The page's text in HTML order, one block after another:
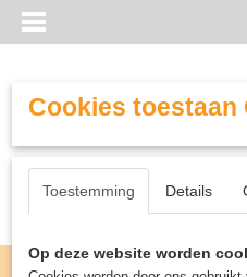
Cookies toestaan
Toestemming Details
Op deze website worden